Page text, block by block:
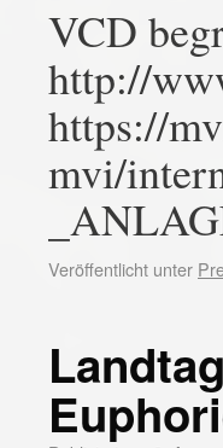
VCD
http://
https://
mvi/
Veröffentlicht unter